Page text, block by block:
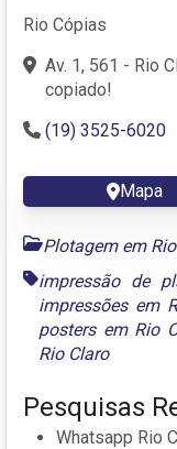
Rio Cópias
Av. 1, 561 - Rio
copiado!
(19) 3525-6020
Mapa
Plotagem em
impressão de
impressões em
posters em Rio
Rio Claro
Pesquisas
Whatsapp Rio